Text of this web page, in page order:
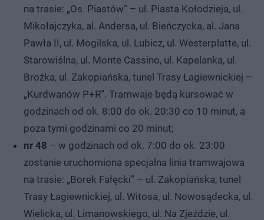
na trasie: „Os. Piastów” – ul. Piasta Kołodzieja, ul.
Mikołajczyka, al. Andersa, ul. Bieńczycka, al. Jana
Pawła II, ul. Mogilska, ul. Lubicz, ul. Westerplatte, ul.
Starowiślna, ul. Monte Cassino, ul. Kapelanka, ul.
Brożka, ul. Zakopiańska, tunel Trasy Łagiewnickiej –
„Kurdwanów P+R”. Tramwaje będą kursować w
godzinach od ok. 8:00 do ok. 20:30 co 10 minut, a
poza tymi godzinami co 20 minut;
nr 48 – w godzinach od ok. 7:00 do ok. 23:00
zostanie uruchomiona specjalna linia tramwajowa
na trasie: „Borek Fałęcki” – ul. Zakopiańska, tunel
Trasy Łagiewnickiej, ul. Witosa, ul. Nowosądecka, ul.
Wielicka, ul. Limanowskiego, ul. Na Zjeździe, ul.